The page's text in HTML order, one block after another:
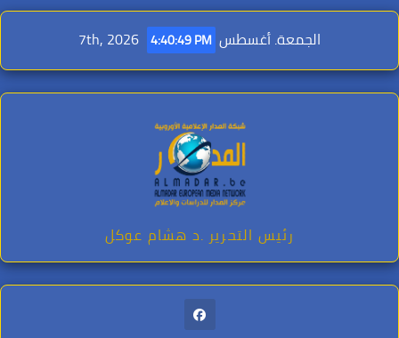
Skip
content
الجمعة. أغسطس 7th, 2026 4:40:51 PM
رئيس التحرير .د هشام عوكل